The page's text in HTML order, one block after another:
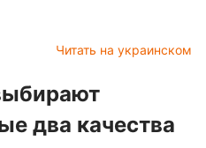
Читать на украинском
два качества